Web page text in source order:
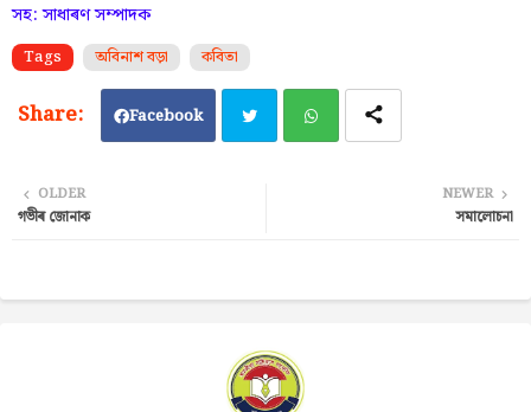
সহ: সাধাৰণ সম্পাদক
Tags অবিনাশ বড়া কবিতা
Facebook
NEWER
সমালোচনা
OLDER
গভীৰ জোনাক